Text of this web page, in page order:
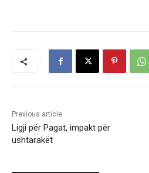
Previous article
Ligji për Pagat, impakt për
ushtarakët